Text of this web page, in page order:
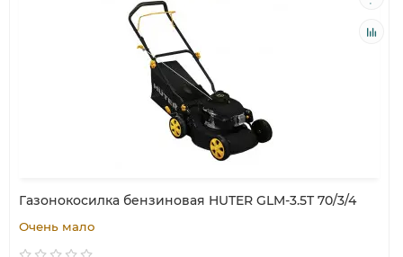
Газонокосилка бензиновая HUTER GLM-3.5T 70/3/4
Очень мало